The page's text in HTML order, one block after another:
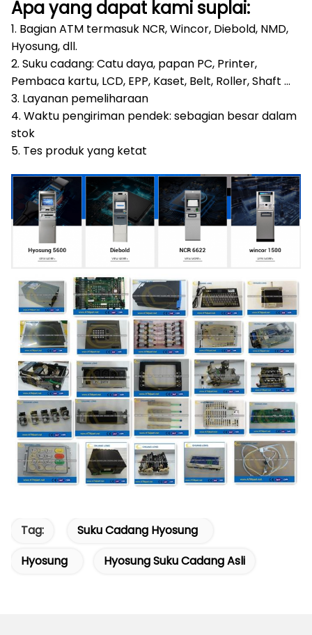
Apa yang dapat kami suplai:
1. Bagian ATM termasuk NCR, Wincor, Diebold, NMD,
Hyosung, dll.
2. Suku cadang: Catu daya, papan PC, Printer,
Pembaca kartu, LCD, EPP, Kaset, Belt, Roller, Shaft ...
3. Layanan pemeliharaan
4. Waktu pengiriman pendek: sebagian besar dalam
stok
5. Tes produk yang ketat
Tag:
Suku Cadang Hyosung
Hyosung
Hyosung Suku Cadang Asli